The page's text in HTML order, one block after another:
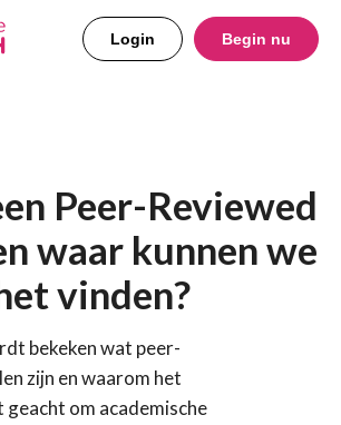
Login Begin nu
Peer-Reviewed
waar kunnen we
vinden?
bekeken wat peer-
zijn en waarom het
om academische